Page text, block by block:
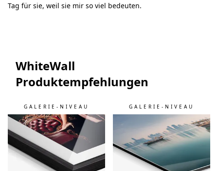
Tag für sie, weil sie mir so viel bedeuten.
WhiteWall
Produktempfehlungen
GALERIE-NIVEAU GALERIE-NIVEAU